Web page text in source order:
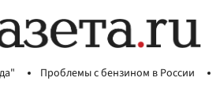
Проблемы с бензином в России